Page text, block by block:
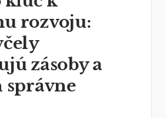
rozvoju:
zásoby a
správne